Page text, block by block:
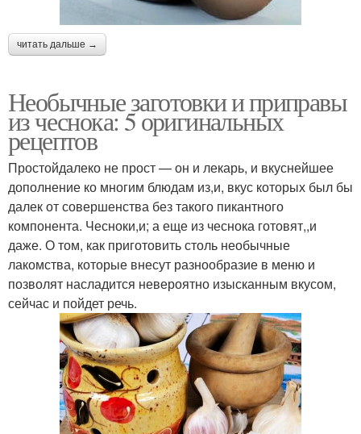
читать дальше →
Необычные заготовки и приправы
из чеснока: 5 оригинальных
рецептов
Простойдалеко не прост — он и лекарь, и вкуснейшее
дополнение ко многим блюдам из,и, вкус которых был бы
далек от совершенства без такого пикантного
компонента. Чесноки,и; а еще из чеснока готовят,,и
даже. О том, как приготовить столь необычные
лакомства, которые внесут разнообразие в меню и
позволят насладится невероятно изысканным вкусом,
сейчас и пойдет речь.